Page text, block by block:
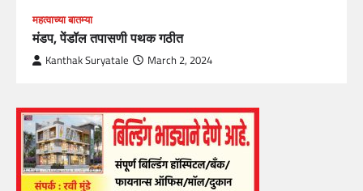
महत्वाच्या बातम्या
मंडप, पेंडॉल तपासणी पथक गठीत
Kanthak Suryatale March 2, 2024